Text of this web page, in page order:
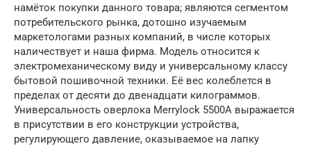
намёток покупки данного товара; являются сегментом
потребительского рынка, дотошно изучаемым
маркетологами разных компаний, в числе которых
наличествует и наша фирма. Модель относится к
электромеханическому виду и универсальному классу
бытовой пошивочной техники. Её вес колеблется в
пределах от десяти до двенадцати килограммов.
Универсальность оверлока Merrylock 5500A выражается
в присутствии в его конструкции устройства,
регулирующего давление, оказываемое на лапку